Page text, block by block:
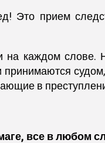
Это прием
каждом
в
все в любом